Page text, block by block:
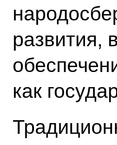
развития,
как